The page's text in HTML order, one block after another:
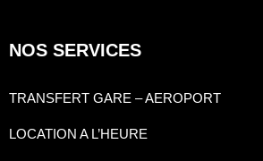
NOS SERVICES
TRANSFERT GARE – AEROPORT
LOCATION A L’HEURE